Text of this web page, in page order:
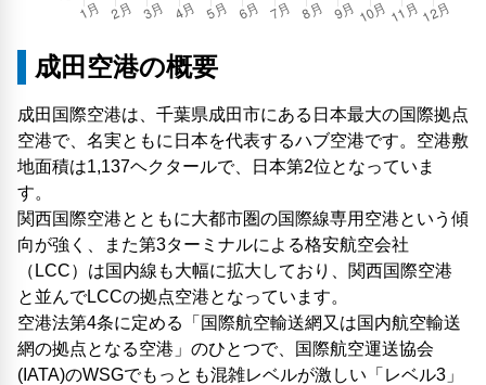
成田空港の概要
成田国際空港は、千葉県成田市にある日本最大の国際拠点
空港で、名実ともに日本を代表するハブ空港です。空港敷
地面積は1,137ヘクタールで、日本第2位となっていま
す。
関西国際空港とともに大都市圏の国際線専用空港という傾
向が強く、また第3ターミナルによる格安航空会社
（LCC）は国内線も大幅に拡大しており、関西国際空港
と並んでLCCの拠点空港となっています。
空港法第4条に定める「国際航空輸送網又は国内航空輸送
網の拠点となる空港」のひとつで、国際航空運送協会
(IATA)のWSGでもっとも混雑レベルが激しい「レベル3」